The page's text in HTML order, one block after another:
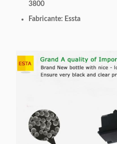
3800
Fabricante: Essta